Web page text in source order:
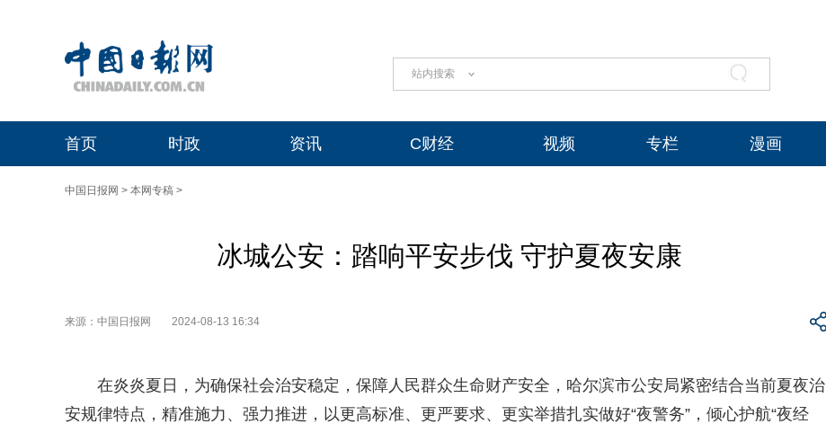
站内搜索
首页 时政 资讯 C财经 视频 专栏 漫画
中国日报网 > 本网专稿 >
冰城公安：踏响平安步伐 守护夏夜安康
来源：中国日报网 2024-08-13 16:34
在炎炎夏日，为确保社会治安稳定，保障人民群众生命财产安全，哈尔滨市公安局紧密结合当前夏夜治
安规律特点，精准施力、强力推进，以更高标准、更严要求、更实举措扎实做好“夜警务”，倾心护航“夜经